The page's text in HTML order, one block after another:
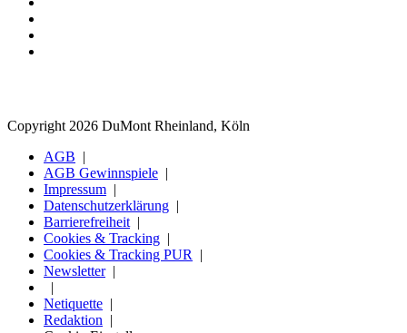
Copyright 2026 DuMont Rheinland, Köln
AGB
AGB Gewinnspiele
Impressum
Datenschutzerklärung
Barrierefreiheit
Cookies & Tracking
Cookies & Tracking PUR
Newsletter
Netiquette
Redaktion